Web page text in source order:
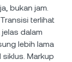
bukan jam.
terlihat
dalam
lebih lama
Markup